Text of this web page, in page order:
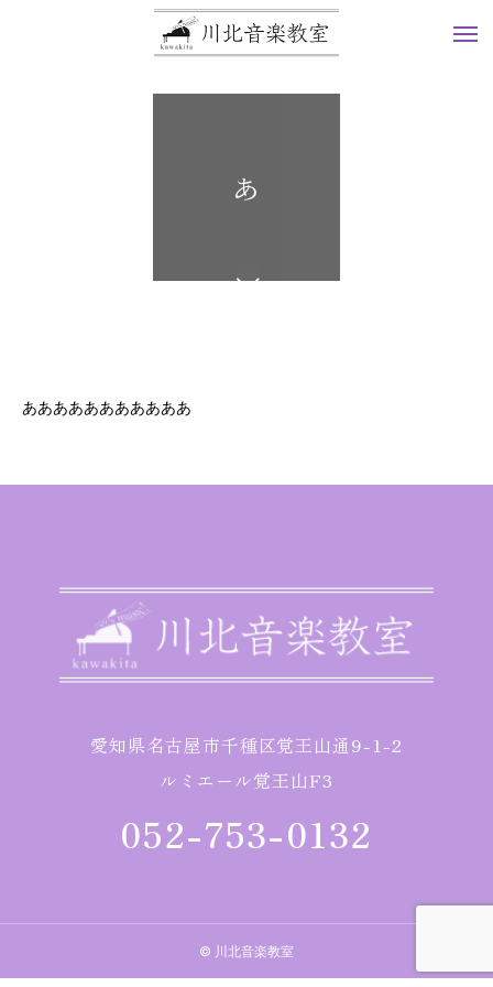
あ
あああああああああああ
愛知県名古屋市千種区覚王山通9-1-2
ルミエール覚王山F3
052-753-0132
© 川北音楽教室